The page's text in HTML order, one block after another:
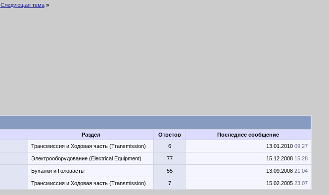
Следующая тема »
Раздел Ответов
Последнее сообщение
Трансмиссия и Ходовая часть (Transmission) 6 13.01.2010 09:27
Электрооборудование (Electrical Equipment) 77 15.12.2008 15:28
Буханки и Головасты 55 13.09.2008 21:04
Трансмиссия и Ходовая часть (Transmission) 7 15.02.2005 23:07